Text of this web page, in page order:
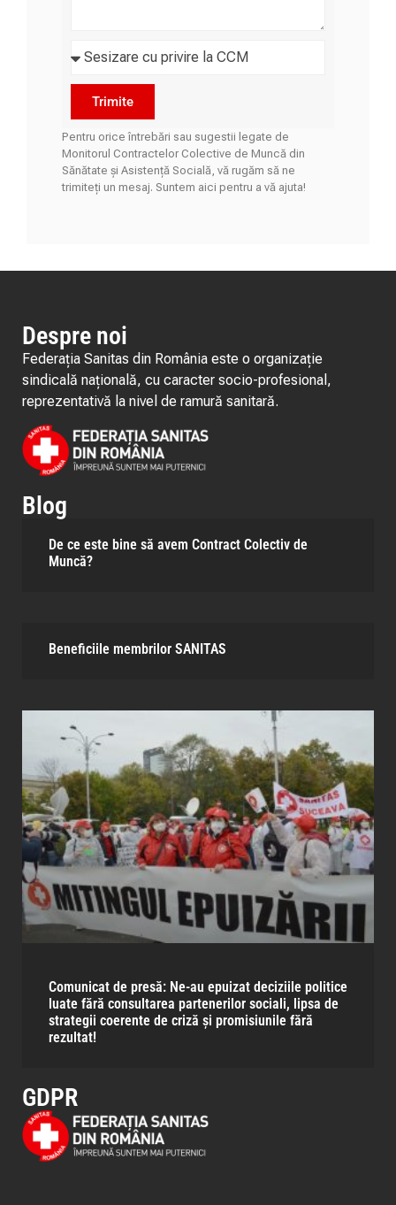
Trimite
Pentru orice întrebări sau sugestii legate de
Monitorul Contractelor Colective de Muncă din
Sănătate și Asistență Socială, vă rugăm să ne
trimiteți un mesaj. Suntem aici pentru a vă ajuta!
Despre noi
Federația Sanitas din România este o organizație
sindicală națională, cu caracter socio-profesional,
reprezentativă la nivel de ramură sanitară.
Blog
De ce este bine să avem Contract Colectiv de
Muncă?
Beneficiile membrilor SANITAS​
Comunicat de presă: Ne-au epuizat deciziile politice
luate fără consultarea partenerilor sociali, lipsa de
strategii coerente de criză și promisiunile fără
rezultat!
GDPR